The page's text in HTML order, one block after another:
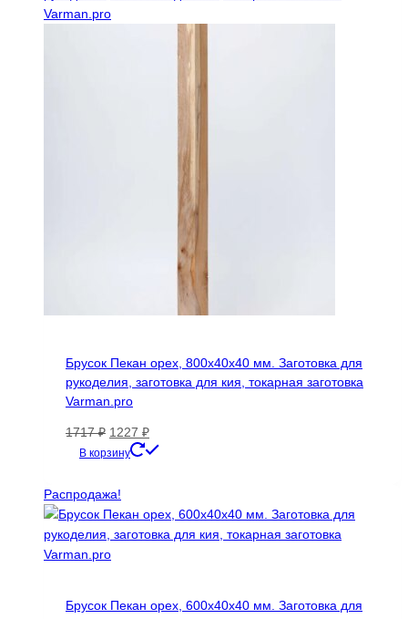
Брусок Пекан орех, 800х40х40 мм. Заготовка для
рукоделия, заготовка для кия, токарная заготовка
Varman.pro
1717₽ Первоначальная
цена
1717 ₽.
1227 ₽Текущая
цена:
В корзину
Распродажа!
Брусок Пекан орех, 600х40х40 мм. Заготовка для